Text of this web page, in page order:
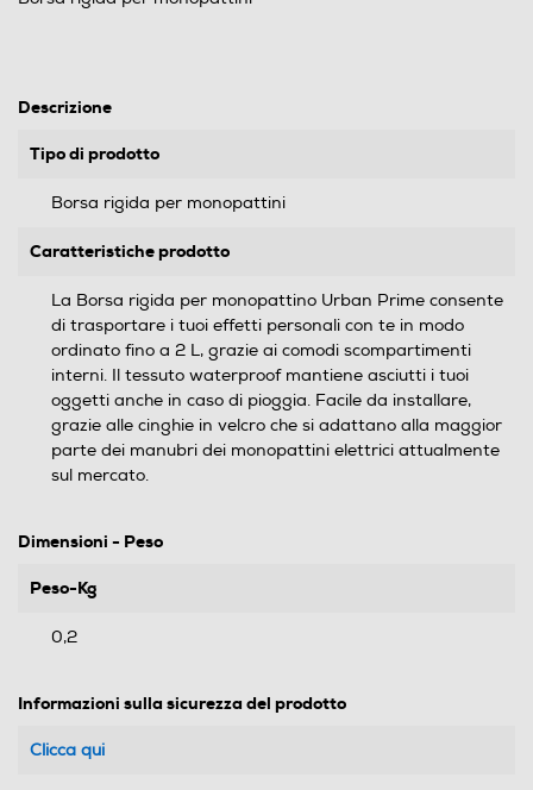
Descrizione
Tipo di prodotto
Borsa rigida per monopattini
Caratteristiche prodotto
La Borsa rigida per monopattino Urban Prime consente
di trasportare i tuoi effetti personali con te in modo
ordinato fino a 2 L, grazie ai comodi scompartimenti
interni. Il tessuto waterproof mantiene asciutti i tuoi
oggetti anche in caso di pioggia. Facile da installare,
grazie alle cinghie in velcro che si adattano alla maggior
parte dei manubri dei monopattini elettrici attualmente
sul mercato.
Dimensioni - Peso
Peso-Kg
0,2
Informazioni sulla sicurezza del prodotto
Clicca qui